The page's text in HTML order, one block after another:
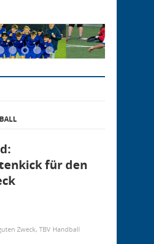
für den
Zweck, TBV Handball